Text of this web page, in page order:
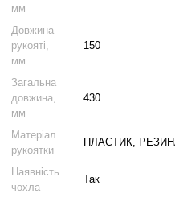
мм
Довжина
рукояті,
мм
150
Загальна
довжина,
мм
430
Матеріал
рукоятки
ПЛАСТИК,
Наявність
чохла
Так